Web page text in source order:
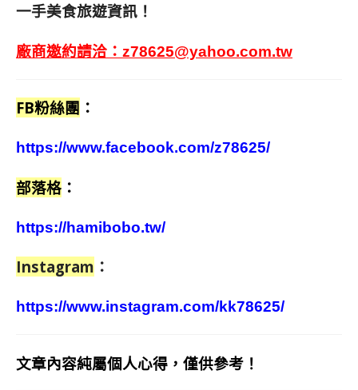
一手美食旅遊資訊！
廠商邀約請洽： z78625@yahoo.com.tw
FB粉絲團 ：
https://www.facebook.com/z78625/
部落格 ：
https://hamibobo.tw/
Instagram ：
https://www.instagram.com/kk78625/
文章內容純屬個人心得，僅供參考！